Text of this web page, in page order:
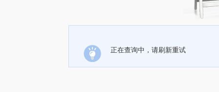
正在查询中，请刷新重试